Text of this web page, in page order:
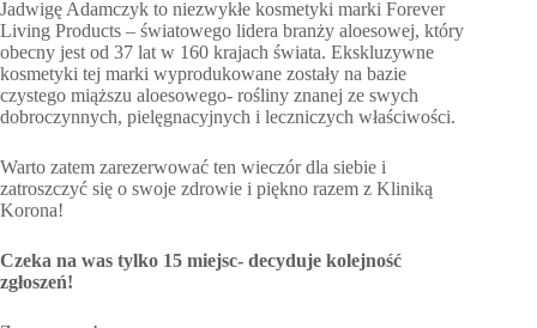
Jadwigę Adamczyk to niezwykłe kosmetyki marki Forever
Living Products – światowego lidera branży aloesowej, który
obecny jest od 37 lat w 160 krajach świata. Ekskluzywne
kosmetyki tej marki wyprodukowane zostały na bazie
czystego miąższu aloesowego- rośliny znanej ze swych
dobroczynnych, pielęgnacyjnych i leczniczych właściwości.
Warto zatem zarezerwować ten wieczór dla siebie i
zatroszczyć się o swoje zdrowie i piękno razem z Kliniką
Korona!
Czeka na was tylko 15 miejsc- decyduje kolejność
zgłoszeń!